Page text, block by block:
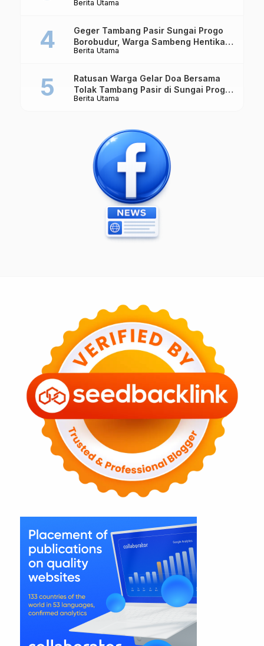
Berita Utama
Dipertaruhkan
Berita Utama
Geger Tambang Pasir Sungai Progo
Borobudur, Warga Sambeng Hentikan
Alat Berat dan Usir Truk
Berita Utama
Ratusan Warga Gelar Doa Bersama
Tolak Tambang Pasir di Sungai Progo
Borobudur